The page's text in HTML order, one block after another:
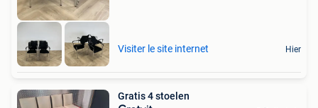
Visiter le site internet Hier
Gratis 4 stoelen